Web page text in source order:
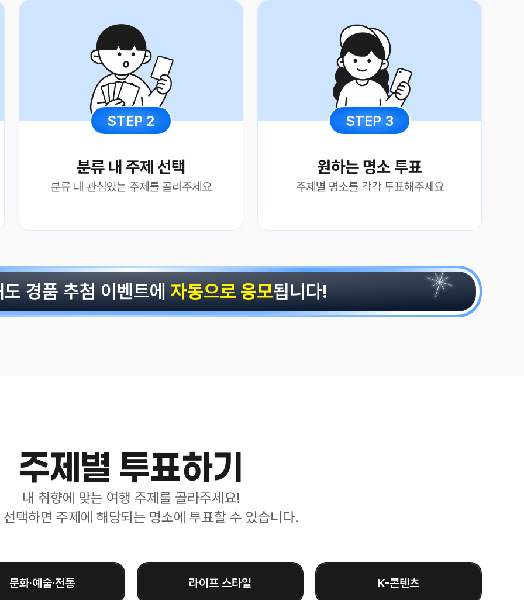
STEP 2
분류 내 주제 선택
분류 내 관심있는 주제를 골라주세요
STEP 3
원하는 명소 투표
주제별 명소를 각각 투표해주세요
경품 추첨 이벤트에 자동으로 응모됩니다!
주제별 투표하기
내 취향에 맞는 여행 주제를 골라주세요!
택하면 주제에 해당되는 명소에 투표할 수 있습니다.
문화·예술·전통 라이프 스타일 K-콘텐츠